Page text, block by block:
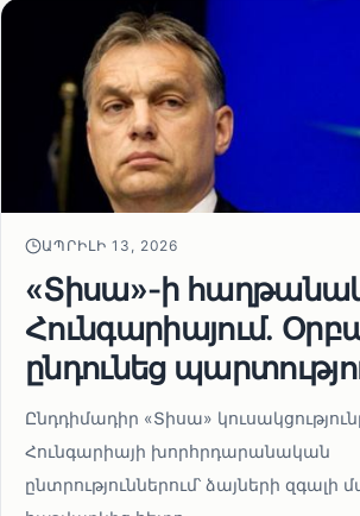
ԱՊՐԻԼԻ 13, 2026
«Տիսա»-ի
Հունգարիայում․
ընդունեց
Ընդդիմադիր «Տիսա»
Հունգարիայի խորհրդարանական
ընտրություններում՝ ձայների զգալի